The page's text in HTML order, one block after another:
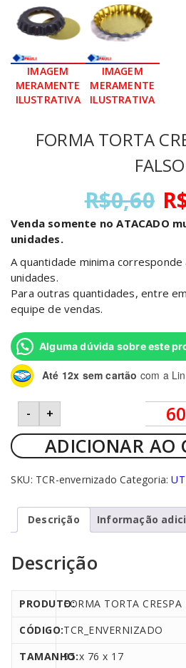
FORMA TORTA
FALSO
R$0,60
Venda somente no ATACADO
unidades.
A quantidade minima corresponde
unidades.
Para outras quantidades, entre
equipe de vendas.
Alguma dúvida sobre este
Até 12x sem cartão com a
- +
ADICIONAR AO
SKU: TCR-envernizado Categoria:
Descrição Informação
Descrição
PRODUTO:FORMA TORTA
CÓDIGO:TCR_ENVERNIZADO
TAMANHO:95 x 76 x 17